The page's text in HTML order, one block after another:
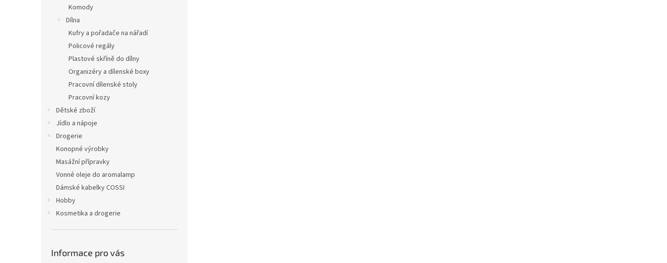
Komody
Dílna
Kufry a pořadače na nářadí
Policové regály
Plastové skříně do dílny
Organizéry a dílenské boxy
Pracovní dílenské stoly
Pracovní kozy
Dětské zboží
Jídlo a nápoje
Drogerie
Konopné výrobky
Masážní přípravky
Vonné oleje do aromalamp
Dámské kabelky COSSI
Hobby
Kosmetika a drogerie
Informace pro vás